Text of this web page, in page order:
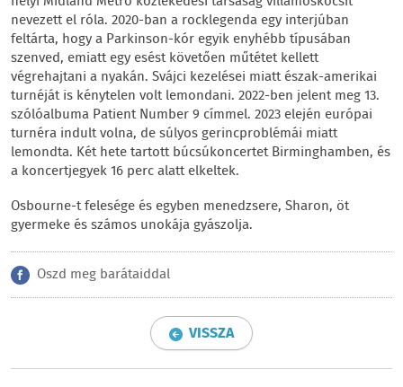
nevezett el róla. 2020-ban a rocklegenda egy interjúban
feltárta, hogy a Parkinson-kór egyik enyhébb típusában
szenved, emiatt egy esést követően műtétet kellett
végrehajtani a nyakán. Svájci kezelései miatt észak-amerikai
turnéját is kénytelen volt lemondani. 2022-ben jelent meg 13.
szólóalbuma Patient Number 9 címmel. 2023 elején európai
turnéra indult volna, de súlyos gerincproblémái miatt
lemondta. Két hete tartott búcsúkoncertet Birminghamben, és
a koncertjegyek 16 perc alatt elkeltek.
Osbourne-t felesége és egyben menedzsere, Sharon, öt
gyermeke és számos unokája gyászolja.
Oszd meg barátaiddal
VISSZA